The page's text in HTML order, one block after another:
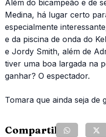
Além do bicampeão e de
Medina, há lugar certo
especialmente
e da piscina de onda do
e Jordy Smith, além de
tiver uma boa largada na
ganhar? O espectador.
Tomara que ainda seja de
Compartilhe: